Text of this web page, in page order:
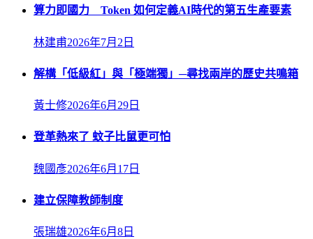
算力即國力 Token 如何定義AI時代的第五生產要素
林建甫2026年7月2日
解構「低級紅」與「極端獨」─尋找兩岸的歷史共鳴箱
黃士修2026年6月29日
登革熱來了 蚊子比鼠更可怕
魏國彥2026年6月17日
建立保障教師制度
張瑞雄2026年6月8日